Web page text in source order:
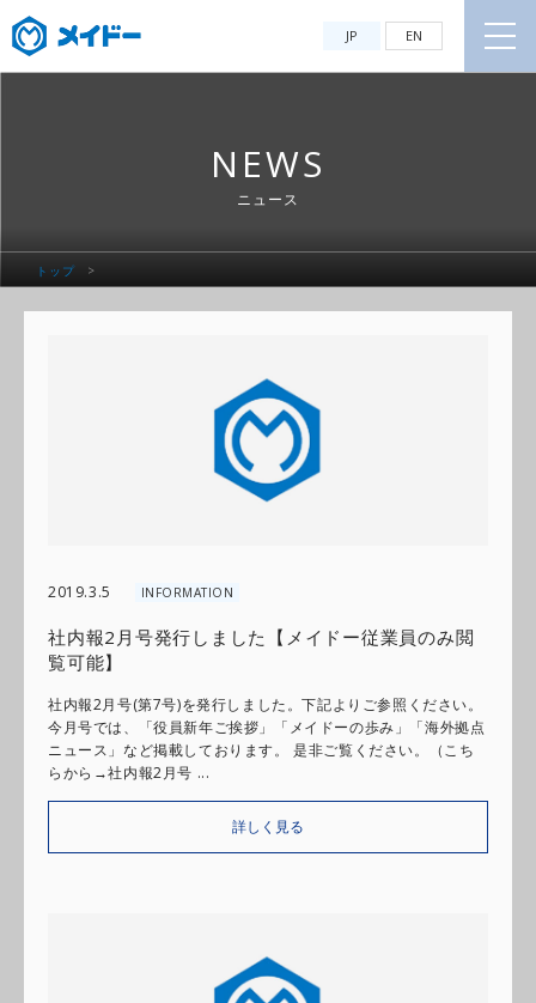
JP EN
NEWS
ニュース
トップ >
2019.3.5 INFORMATION
社内報2月号発行しました【メイドー従業員のみ閲
覧可能】
社内報2月号(第7号)を発行しました。下記よりご参照ください。
今月号では、「役員新年ご挨拶」「メイドーの歩み」「海外拠点
ニュース」など掲載しております。 是非ご覧ください。（こち
らから→社内報2月号 ...
詳しく見る